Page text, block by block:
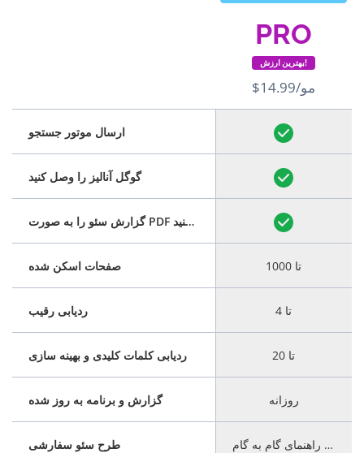
ارسال موتور جستجو
گوگل آنالیز را وصل کنید
گزارش سئو را به صورت PDF دانلود کنید
صفحات اسکن شده
ردیابی رقیب
ردیابی کلمات کلیدی و بهینه سازی
گزارش و برنامه به روز شده
طرح سئو سفارشی
PRO
بهترین ارزش!
$14.99/مو
تا 1000
تا 4
تا 20
روزانه
با راهنمای گام به گام